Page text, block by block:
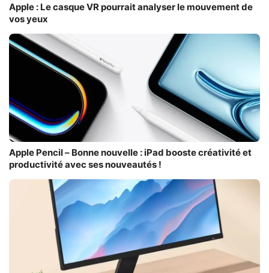
Apple : Le casque VR pourrait analyser le mouvement de
vos yeux
Apple Pencil – Bonne nouvelle : iPad booste créativité et
productivité avec ses nouveautés !